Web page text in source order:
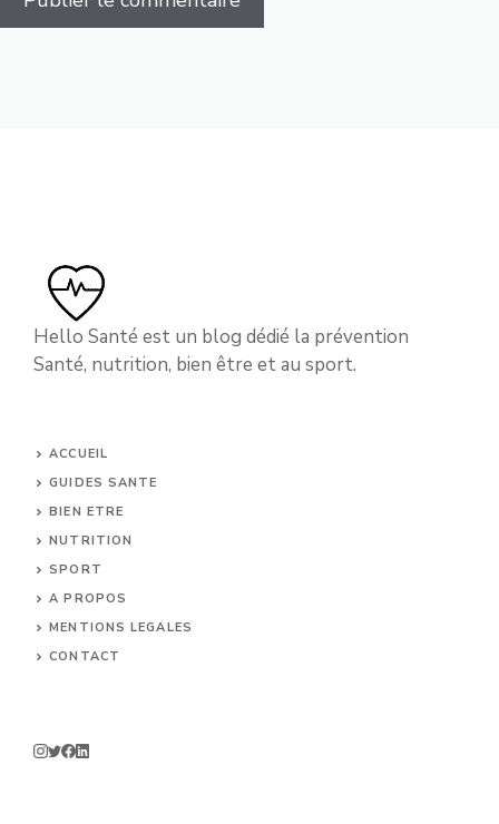
Hello Santé est un blog dédié la prévention
Santé, nutrition, bien être et au sport.
ACCUEIL
GUIDES SANTE
BIEN ETRE
NUTRITION
SPORT
A PROPOS
MENTIONS LEGALES
CONTACT